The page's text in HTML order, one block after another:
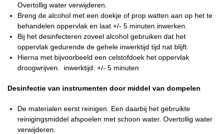
Overtollig water verwijderen.
Breng de alcohol met een doekje of prop watten aan op het te
behandelen oppervlak en laat +/- 5 minuten inwerken.
Bij het desinfecteren zoveel alcohol gebruiken dat het
oppervlak gedurende de gehele inwerktijd tijd nat blijft.
Hierna met bijvoorbeeld een celstofdoek het oppervlak
droogwrijven. inwerktijd: +/- 5 minuten
Desinfectie van instrumenten door middel van dompelen
De materialen eerst reinigen. Een daarbij het gebruikte
reinigingsmiddel afspoelen met schoon water. Overtollig water
verwijderen.